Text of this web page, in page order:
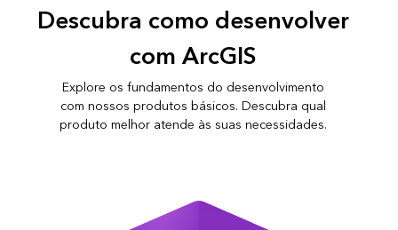
Descubra como desenvolver
com ArcGIS
Explore os fundamentos do desenvolvimento
com nossos produtos básicos. Descubra qual
produto melhor atende às suas necessidades.